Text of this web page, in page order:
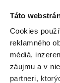
Táto
Cookies
reklamného
médiá,
záujmu a v
partneri,